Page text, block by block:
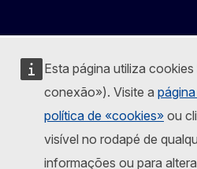
Esta página utiliza
conexão»). Visite a
política de «cookies» ou
visível no rodapé de
informações ou para